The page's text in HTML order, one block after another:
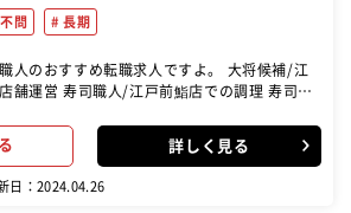
問 長期
おすすめ転職求人ですよ。 大将候補/江
舗運営 寿司職人/江戸前鮨店での調理 寿司見
詳しく見る
日：2024.04.26